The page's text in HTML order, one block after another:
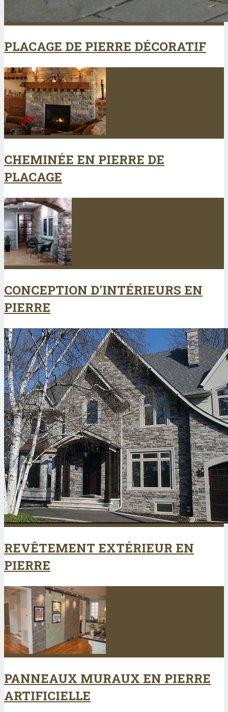
PLACAGE DE PIERRE DÉCORATIF
CHEMINÉE EN PIERRE DE
PLACAGE
CONCEPTION D'INTÉRIEURS EN
PIERRE
REVÊTEMENT EXTÉRIEUR EN
PIERRE
PANNEAUX MURAUX EN PIERRE
ARTIFICIELLE